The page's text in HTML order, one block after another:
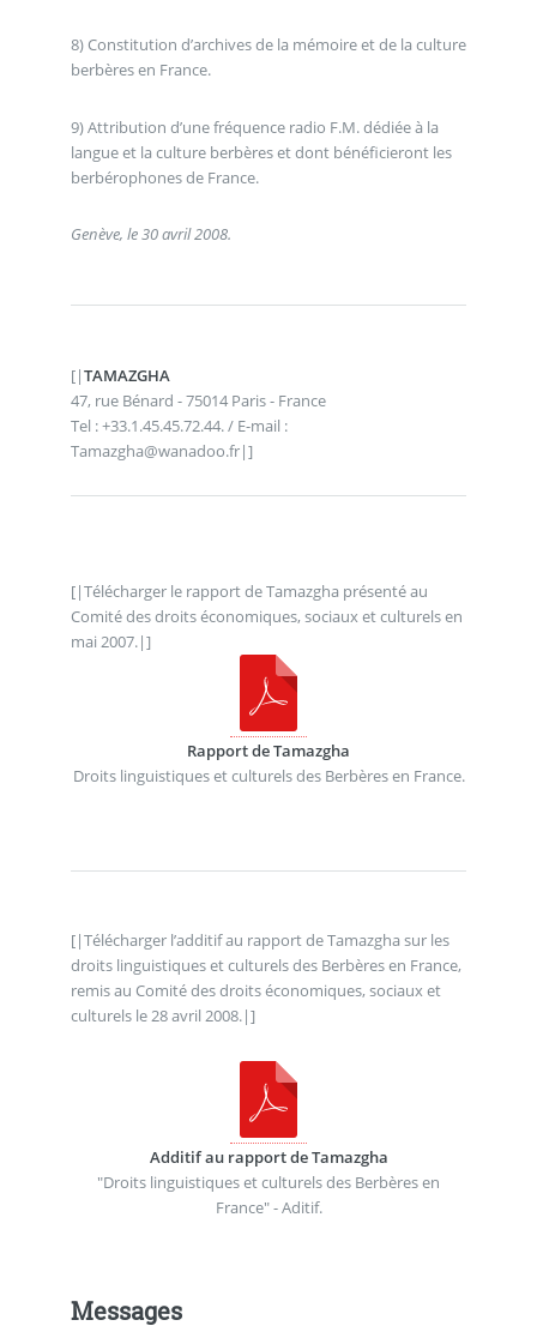
8) Constitution d’archives de la mémoire et de la culture
berbères en France.
9) Attribution d’une fréquence radio F.M. dédiée à la
langue et la culture berbères et dont bénéficieront les
berbérophones de France.
Genève, le 30 avril 2008.
[|TAMAZGHA
47, rue Bénard - 75014 Paris - France
Tel : +33.1.45.45.72.44. / E-mail :
Tamazgha@wanadoo.fr|]
[|Télécharger le rapport de Tamazgha présenté au
Comité des droits économiques, sociaux et culturels en
mai 2007.|]
Rapport de Tamazgha
Droits linguistiques et culturels des Berbères en France.
[|Télécharger l’additif au rapport de Tamazgha sur les
droits linguistiques et culturels des Berbères en France,
remis au Comité des droits économiques, sociaux et
culturels le 28 avril 2008.|]
Additif au rapport de Tamazgha
"Droits linguistiques et culturels des Berbères en
France" - Aditif.
Messages